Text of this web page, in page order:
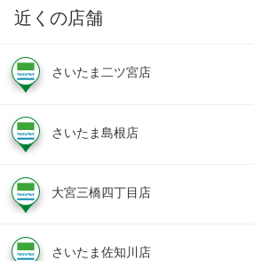
近くの店舗
さいたま二ツ宮店
さいたま島根店
大宮三橋四丁目店
さいたま佐知川店